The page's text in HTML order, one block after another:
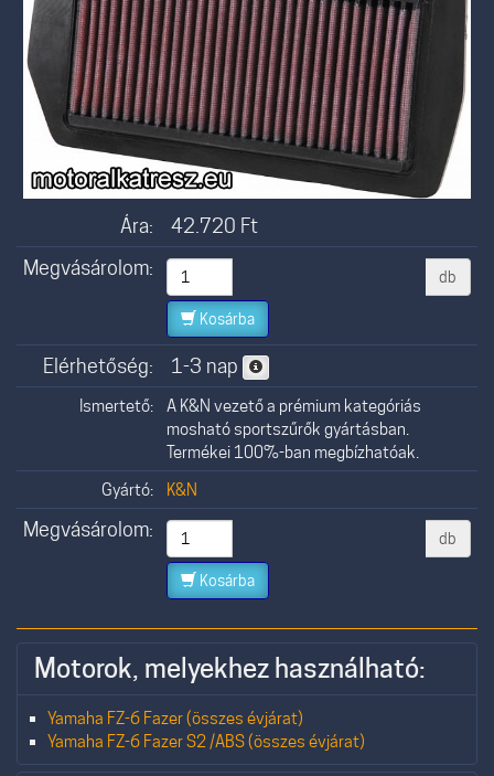
Ára: 42.720 Ft
Megvásárolom:
db
Kosárba
Elérhetőség: 1-3 nap
Ismertető:
A K&N vezető a prémium kategóriás
mosható sportszűrők gyártásban.
Termékei 100%-ban megbízhatóak.
Gyártó:
K&N
Megvásárolom: db
Kosárba
Motorok, melyekhez használható:
Yamaha FZ-6 Fazer (összes évjárat)
Yamaha FZ-6 Fazer S2 /ABS (összes évjárat)